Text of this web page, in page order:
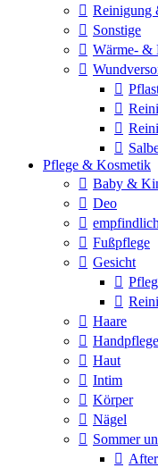
Reinigung
Sonstige
Wärme- &
Pflege & Kosmetik
Baby &
Deo
Fußpflege
Gesicht
Haare
Handpflege
Haut
Intim
Körper
Nägel
Sommer